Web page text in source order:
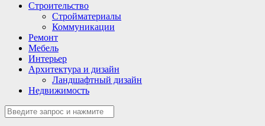
Строительство
Стройматериалы
Коммуникации
Ремонт
Мебель
Интерьер
Архитектура и дизайн
Ландшафтный дизайн
Недвижимость